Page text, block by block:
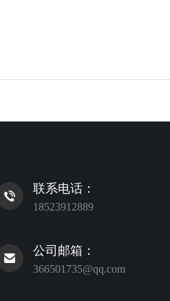
联系电话：
18523912889
公司邮箱：
366501735@qq.com